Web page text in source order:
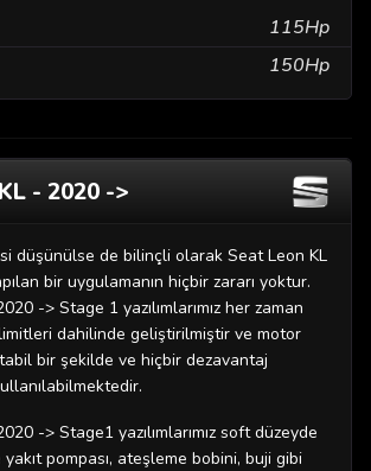
115Hp
150Hp
- 2020 ->
düşünülse de bilinçli olarak Seat Leon KL
bir uygulamanın hiçbir zararı yoktur.
-> Stage 1 yazılımlarımız her zaman
dahilinde geliştirilmiştir ve motor
bir şekilde ve hiçbir dezavantaj
-> Stage1 yazılımlarımız soft düzeyde
pompası, ateşleme bobini, buji gibi